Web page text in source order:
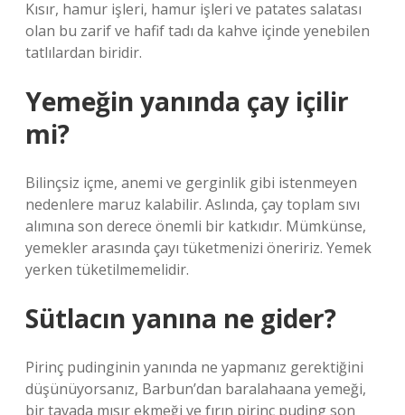
Kısır, hamur işleri, hamur işleri ve patates salatası
olan bu zarif ve hafif tadı da kahve içinde yenebilen
tatlılardan biridir.
Yemeğin yanında çay içilir
mi?
Bilinçsiz içme, anemi ve gerginlik gibi istenmeyen
nedenlere maruz kalabilir. Aslında, çay toplam sıvı
alımına son derece önemli bir katkıdır. Mümkünse,
yemekler arasında çayı tüketmenizi öneririz. Yemek
yerken tüketilmemelidir.
Sütlacın yanına ne gider?
Pirinç pudinginin yanında ne yapmanız gerektiğini
düşünüyorsanız, Barbun’dan baralahaana yemeği,
bir tavada mısır ekmeği ve fırın pirinç puding son